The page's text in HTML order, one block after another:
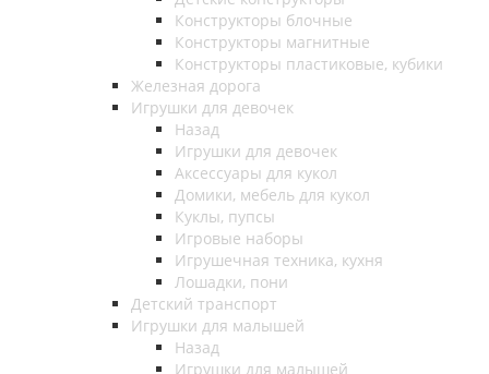
Конструкторы блочные
Конструкторы магнитные
Конструкторы пластиковые, кубики
Железная дорога
Игрушки для девочек
Назад
Игрушки для девочек
Аксессуары для кукол
Домики, мебель для кукол
Куклы, пупсы
Игровые наборы
Игрушечная техника, кухня
Лошадки, пони
Детский транспорт
Игрушки для малышей
Назад
Игрушки для малышей